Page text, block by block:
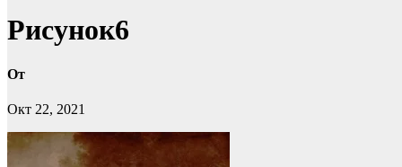
Рисунок6
От
Окт 22, 2021